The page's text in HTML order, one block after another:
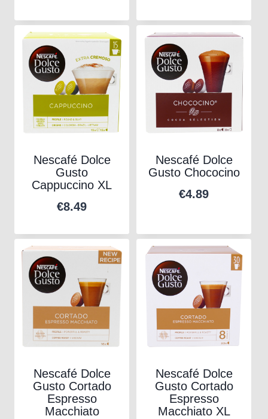
Nescafé Dolce
Gusto
Cappuccino XL
€8.49
Nescafé Dolce
Gusto Chococino
€4.89
Nescafé Dolce
Gusto Cortado
Espresso
Macchiato
Nescafé Dolce
Gusto Cortado
Espresso
Macchiato XL